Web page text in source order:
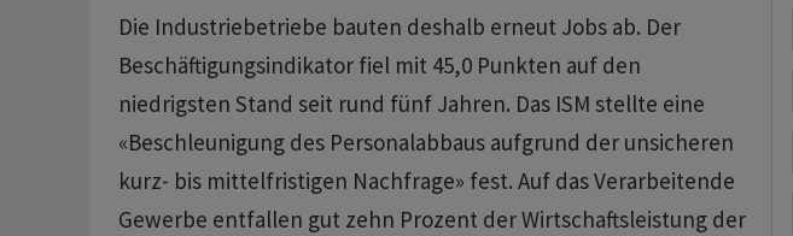
Die Industriebetriebe bauten deshalb erneut Jobs ab. Der
Beschäftigungsindikator fiel mit 45,0 Punkten auf den
niedrigsten Stand seit rund fünf Jahren. Das ISM stellte eine
«Beschleunigung des Personalabbaus aufgrund der unsicheren
kurz- bis mittelfristigen Nachfrage» fest. Auf das Verarbeitende
Gewerbe entfallen gut zehn Prozent der Wirtschaftsleistung der